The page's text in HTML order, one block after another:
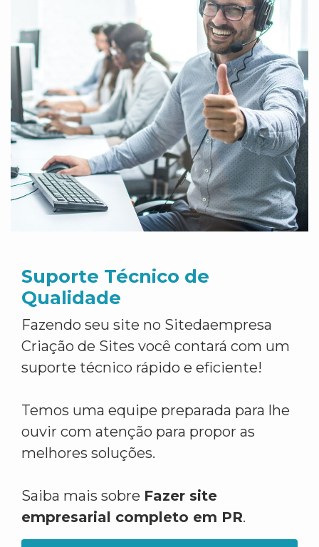
Suporte Técnico de
Qualidade
Fazendo seu site no Sitedaempresa
Criação de Sites você contará com um
suporte técnico rápido e eficiente!
Temos uma equipe preparada para lhe
ouvir com atenção para propor as
melhores soluções.
Saiba mais sobre Fazer site
empresarial completo em PR.